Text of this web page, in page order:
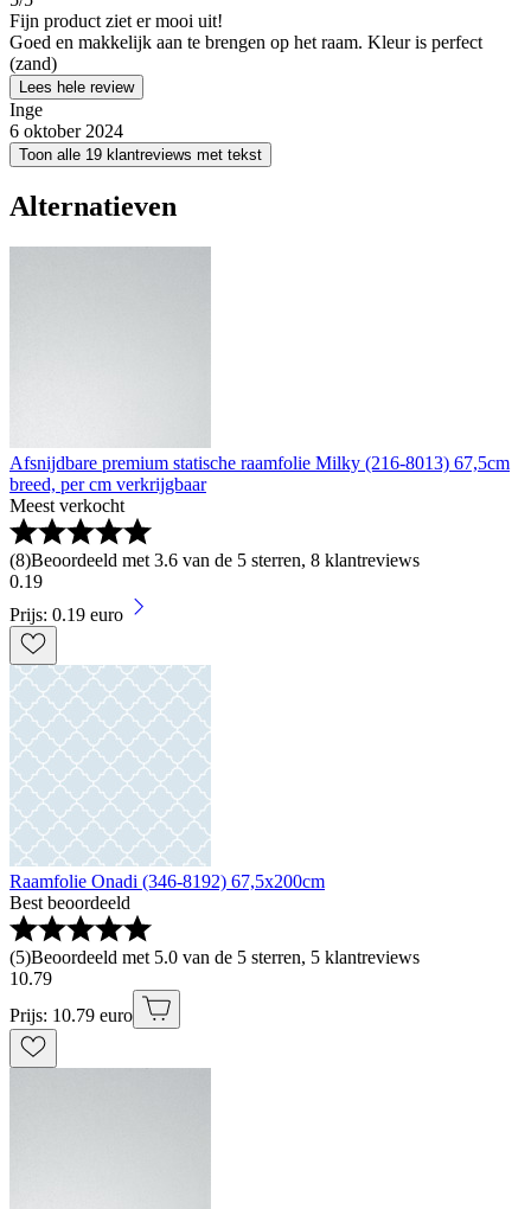
Fijn product ziet er mooi uit!
Goed en makkelijk aan te brengen op het raam. Kleur is perfect
(zand)
Lees hele review
Inge
6 oktober 2024
Toon alle 19 klantreviews met tekst
Alternatieven
Afsnijdbare premium statische raamfolie Milky (216-8013) 67,5cm
breed, per cm verkrijgbaar
Meest verkocht
(8)Beoordeeld met 3.6 van de 5 sterren, 8 klantreviews
0.19
Prijs: 0.19 euro
Raamfolie Onadi (346-8192) 67,5x200cm
Best beoordeeld
(5)Beoordeeld met 5.0 van de 5 sterren, 5 klantreviews
10.79
Prijs: 10.79 euro